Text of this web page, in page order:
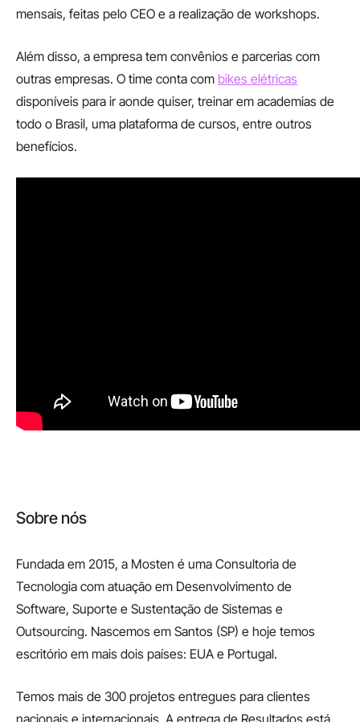
mensais, feitas pelo CEO e a realização de workshops.
Além disso, a empresa tem convênios e parcerias com
outras empresas. O time conta com bikes elétricas
disponíveis para ir aonde quiser, treinar em academias de
todo o Brasil, uma plataforma de cursos, entre outros
benefícios.
Sobre nós
Fundada em 2015, a Mosten é uma Consultoria de
Tecnologia com atuação em Desenvolvimento de
Software, Suporte e Sustentação de Sistemas e
Outsourcing. Nascemos em Santos (SP) e hoje temos
escritório em mais dois países: EUA e Portugal.
Temos mais de 300 projetos entregues para clientes
nacionais e internacionais. A entrega de Resultados está